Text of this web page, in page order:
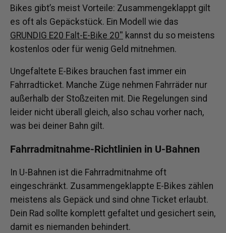
Bikes gibt’s meist Vorteile: Zusammengeklappt gilt
es oft als Gepäckstück. Ein Modell wie das
GRUNDIG E20 Falt-E-Bike 20'' kannst du so meistens
kostenlos oder für wenig Geld mitnehmen.
Ungefaltete E-Bikes brauchen fast immer ein
Fahrradticket. Manche Züge nehmen Fahrräder nur
außerhalb der Stoßzeiten mit. Die Regelungen sind
leider nicht überall gleich, also schau vorher nach,
was bei deiner Bahn gilt.
Fahrradmitnahme-Richtlinien in U-Bahnen
In U-Bahnen ist die Fahrradmitnahme oft
eingeschränkt. Zusammengeklappte E-Bikes zählen
meistens als Gepäck und sind ohne Ticket erlaubt.
Dein Rad sollte komplett gefaltet und gesichert sein,
damit es niemanden behindert.